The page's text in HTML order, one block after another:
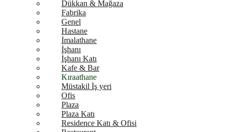
Dükkan & Mağaza
Fabrika
Genel
Hastane
İmalathane
İşhanı
İşhanı Katı
Kafe & Bar
Kıraathane
Müstakil İş yeri
Ofis
Plaza
Plaza Katı
Residence Katı & Ofisi